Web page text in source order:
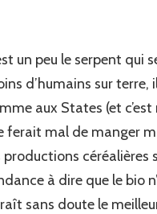
un peu le serpent qui
d’humains sur terre,
aux States (et
ferait mal de manger
productions céréalières
à dire que le bio
sans doute le